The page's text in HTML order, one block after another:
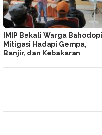
IMIP Bekali Warga Bahodopi
Mitigasi Hadapi Gempa,
Banjir, dan Kebakaran